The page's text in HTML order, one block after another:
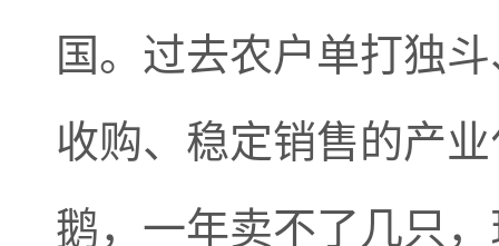
国。过去农户单打独
收购、稳定销售的产
鹅，一年卖不了几只